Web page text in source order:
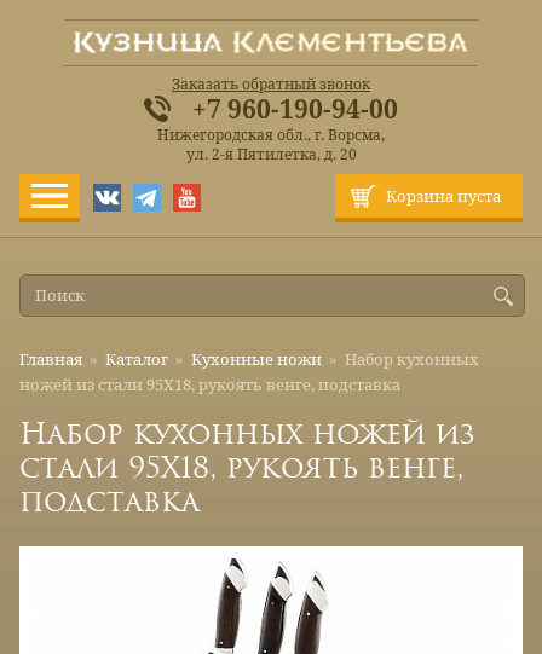
Корзина пуста
Заказать обратный звонок
+7 960-190-94-00
Нижегородская обл., г. Ворсма,
ул. 2-я Пятилетка, д. 20
Главная » Каталог » Кухонные ножи » Набор кухонных
ножей из стали 95Х18, рукоять венге, подставка
Набор кухонных ножей из
стали 95Х18, рукоять венге,
подставка